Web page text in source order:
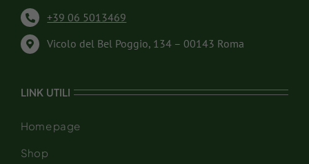
+39 06 5013469
Vicolo del Bel Poggio, 134 – 00143 Roma
LINK UTILI
Home page
Shop